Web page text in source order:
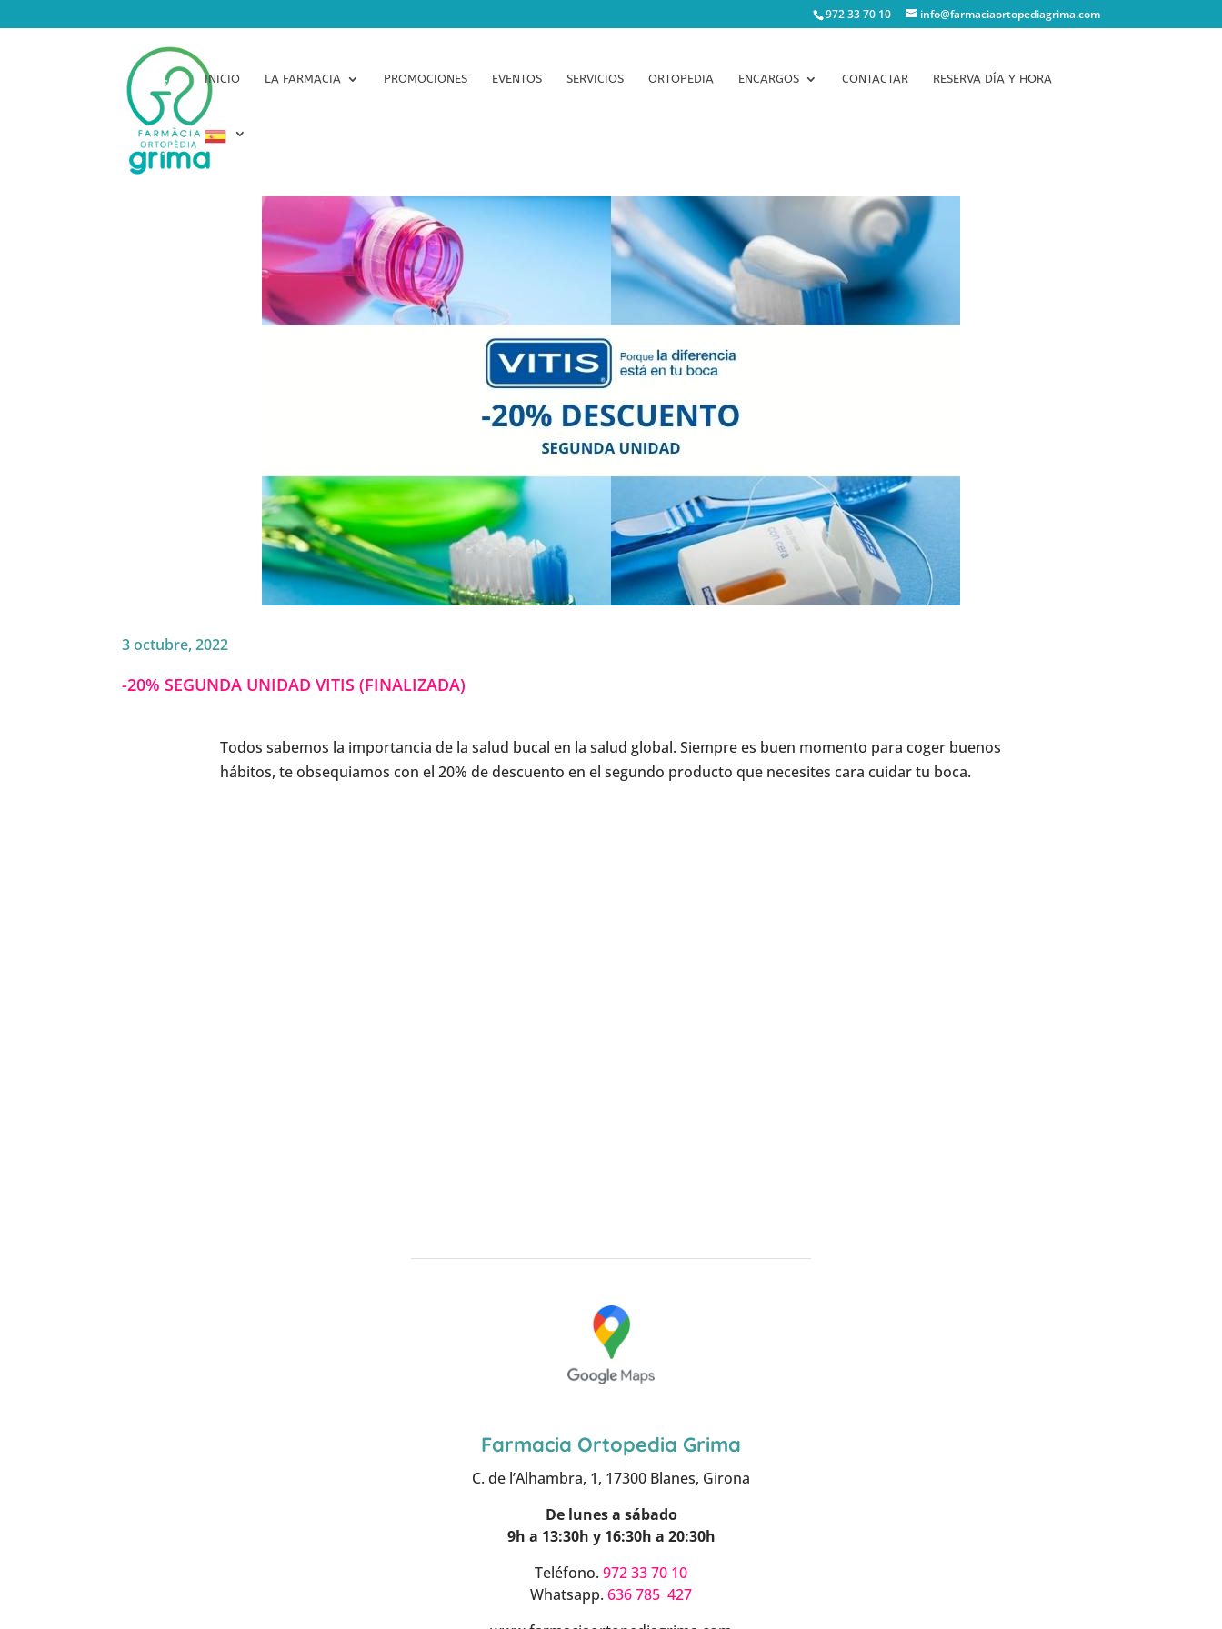
972 33 70 10 info@farmaciaortopediagrima.com
INICIO LA FARMACIA PROMOCIONES EVENTOS SERVICIOS ORTOPEDIA ENCARGOS CONTACTAR RESERVA DÍA Y HORA
3 octubre, 2022
-20% SEGUNDA UNIDAD VITIS (FINALIZADA)
Todos sabemos la importancia de la salud bucal en la salud global. Siempre es buen momento para coger buenos
hábitos, te obsequiamos con el 20% de descuento en el segundo producto que necesites cara cuidar tu boca.
Farmacia Ortopedia Grima
C. de l’Alhambra, 1, 17300 Blanes, Girona
De lunes a sábado
9h a 13:30h y 16:30h a 20:30h
Teléfono. 972 33 70 10
Whatsapp. 636 785 427